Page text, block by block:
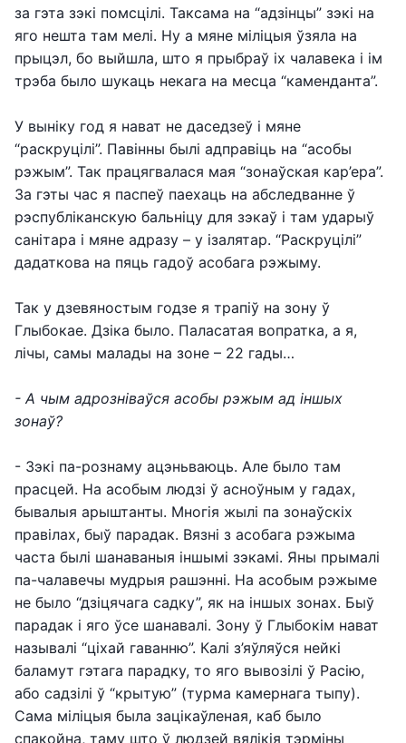
за гэта зэкі помсцілі. Таксама на “адзінцы” зэкі на
яго нешта там мелі. Ну а мяне міліцыя ўзяла на
прыцэл, бо выйшла, што я прыбраў іх чалавека і ім
трэба было шукаць некага на месца “каменданта”.
У выніку год я нават не даседзеў і мяне
“раскруцілі”. Павінны былі адправіць на “асобы
рэжым”. Так працягвалася мая “зонаўская кар’ера”.
За гэты час я паспеў паехаць на абследванне ў
рэспубліканскую бальніцу для зэкаў і там ударыў
санітара і мяне адразу – у ізалятар. “Раскруцілі”
дадаткова на пяць гадоў асобага рэжыму.
Так у дзевяностым годзе я трапіў на зону ў
Глыбокае. Дзіка было. Паласатая вопратка, а я,
лічы, самы малады на зоне – 22 гады…
- А чым адрозніваўся асобы рэжым ад іншых
зонаў?
- Зэкі па-рознаму ацэньваюць. Але было там
прасцей. На асобым людзі ў асноўным у гадах,
бывалыя арыштанты. Многія жылі па зонаўскіх
правілах, быў парадак. Вязні з асобага рэжыма
часта былі шанаваныя іншымі зэкамі. Яны прымалі
па-чалавечы мудрыя рашэнні. На асобым рэжыме
не было “дзіцячага садку”, як на іншых зонах. Быў
парадак і яго ўсе шанавалі. Зону ў Глыбокім нават
называлі “ціхай гаванню”. Калі з’яўляўся нейкі
баламут гэтага парадку, то яго вывозілі ў Расію,
або садзілі ў “крытую” (турма камернага тыпу).
Сама міліцыя была зацікаўленая, каб было
спакойна, таму што ў людзей вялікія тэрміны